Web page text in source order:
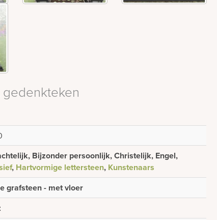
Bijzonder persoonlijk, Christelijk, Engel,
, Hartvormige lettersteen, Kunstenaars
grafsteen - met vloer